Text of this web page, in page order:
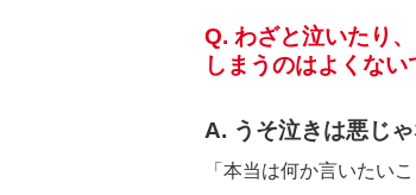
Q. わざと泣いたり
しまうのはよくない
A. うそ泣きは悪じ
「本当は何か言いたい